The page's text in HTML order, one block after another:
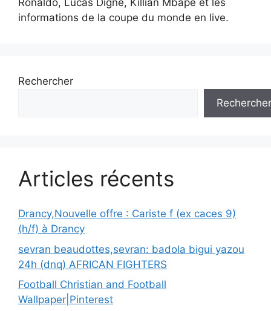
informations de la coupe du monde en live.
Rechercher
Rechercher
Articles récents
Drancy,Nouvelle offre : Cariste f (ex caces 9)
(h/f) à Drancy
sevran beaudottes,sevran: badola bigui yazou
24h (dnq) AFRICAN FIGHTERS
Football Christian and Football
Wallpaper|Pinterest